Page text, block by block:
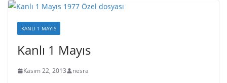
KANLI 1 MAYIS
Kanlı 1 Mayıs
Kasım 22, 2013 nesra